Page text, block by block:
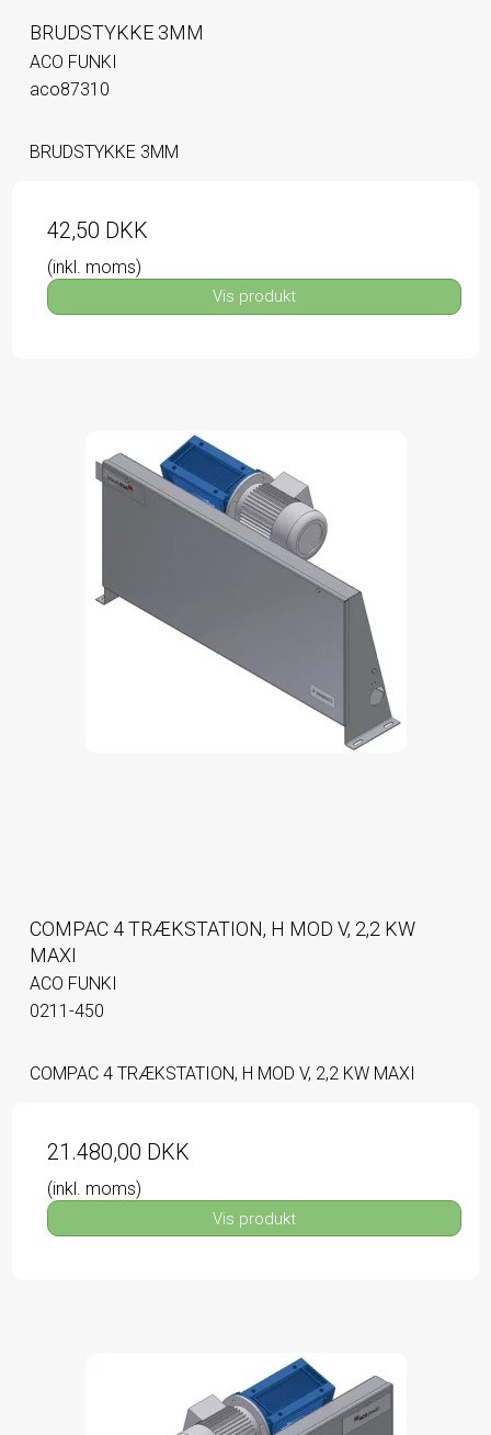
BRUDSTYKKE 3MM
ACO FUNKI
aco87310
BRUDSTYKKE 3MM
42,50 DKK
(inkl. moms)
Vis produkt
COMPAC 4 TRÆKSTATION, H MOD V, 2,2 KW
MAXI
ACO FUNKI
0211-450
COMPAC 4 TRÆKSTATION, H MOD V, 2,2 KW MAXI
21.480,00 DKK
(inkl. moms)
Vis produkt